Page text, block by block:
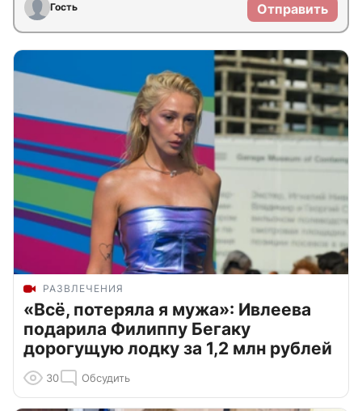
Гость Отправить
РАЗВЛЕЧЕНИЯ
«Всё, потеряла я мужа»: Ивлеева
подарила Филиппу Бегаку
дорогущую лодку за 1,2 млн рублей
30 Обсудить